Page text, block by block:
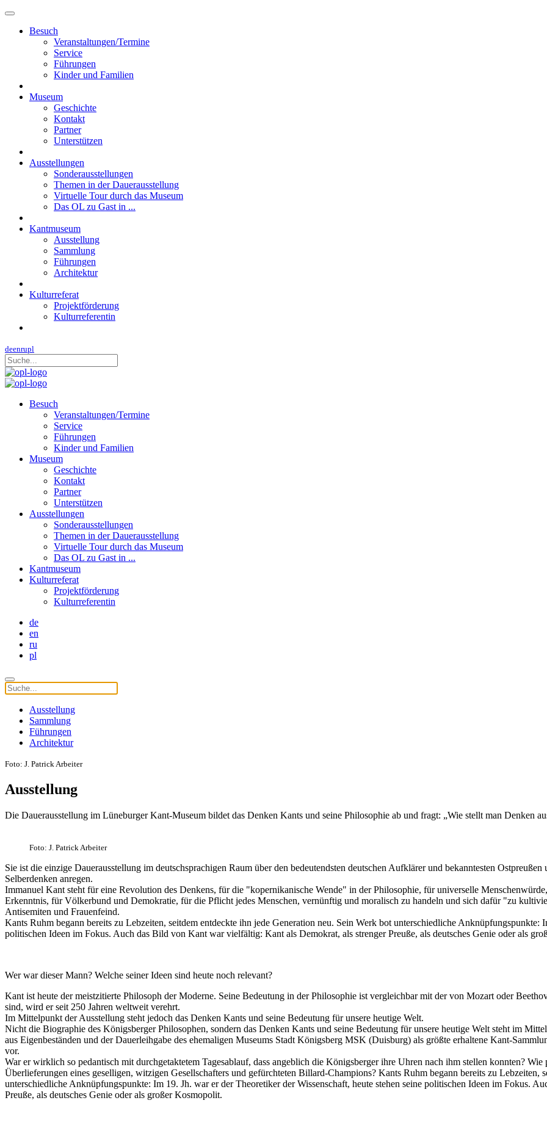
Besuch
Veranstaltungen/Termine
Service
Führungen
Kinder und Familien
Museum
Geschichte
Kontakt
Partner
Unterstützen
Ausstellungen
Sonderausstellungen
Themen in der Dauerausstellung
Virtuelle Tour durch das Museum
Das OL zu Gast in ...
Kantmuseum
Ausstellung
Sammlung
Führungen
Architektur
Kulturreferat
Projektförderung
Kulturreferentin
deenrupl
Besuch
Veranstaltungen/Termine
Service
Führungen
Kinder und Familien
Museum
Geschichte
Kontakt
Partner
Unterstützen
Ausstellungen
Sonderausstellungen
Themen in der Dauerausstellung
Virtuelle Tour durch das Museum
Das OL zu Gast in ...
Kantmuseum
Kulturreferat
Projektförderung
Kulturreferentin
de
en
ru
pl
Ausstellung
Sammlung
Führungen
Architektur
Foto: J. Patrick Arbeiter
Ausstellung
Die Dauerausstellung im Lüneburger Kant-Museum bildet das Denken Kants und seine Philosophie ab und fragt: „Wie stellt man Denken
Foto: J. Patrick Arbeiter
Sie ist die einzige Dauerausstellung im deutschsprachigen Raum über den bedeutendsten deutschen Aufklärer und bekanntesten
Selberdenken anregen.
Immanuel Kant steht für eine Revolution des Denkens, für die "kopernikanische Wende" in der Philosophie, für universelle
Erkenntnis, für Völkerbund und Demokratie, für die Pflicht jedes Menschen, vernünftig und moralisch zu handeln und sich dafür "zu
Antisemiten und Frauenfeind.
Kants Ruhm begann bereits zu Lebzeiten, seitdem entdeckte ihn jede Generation neu. Sein Werk bot unterschiedliche Anknüpfungspunkte:
politischen Ideen im Fokus. Auch das Bild von Kant war vielfältig: Kant als Demokrat, als strenger Preuße, als deutsches Genie oder als
Wer war dieser Mann? Welche seiner Ideen sind heute noch relevant?
Kant ist heute der meistzitierte Philosoph der Moderne. Seine Bedeutung in der Philosophie ist vergleichbar mit der von Mozart oder
sind, wird er seit 250 Jahren weltweit verehrt.
Im Mittelpunkt der Ausstellung steht jedoch das Denken Kants und seine Bedeutung für unsere heutige Welt.
Nicht die Biographie des Königsberger Philosophen, sondern das Denken Kants und seine Bedeutung für unsere heutige Welt steht im
aus Eigenbeständen und der Dauerleihgabe des ehemaligen Museums Stadt Königsberg MSK (Duisburg) als größte erhaltene Kant-
vor.
War er wirklich so pedantisch mit durchgetaktetem Tagesablauf, dass angeblich die Königsberger ihre Uhren nach ihm stellen konnten?
Überlieferungen eines geselligen, witzigen Gesellschafters und gefürchteten Billard-Champions? Kants Ruhm begann bereits zu Lebzeiten,
unterschiedliche Anknüpfungspunkte: Im 19. Jh. war er der Theoretiker der Wissenschaft, heute stehen seine politischen Ideen im Fokus.
Preuße, als deutsches Genie oder als großer Kosmopolit.